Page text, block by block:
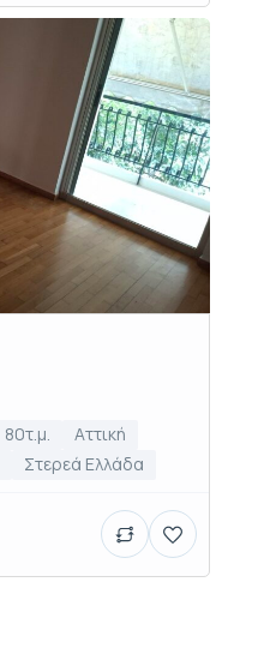
80τ.μ.
Αττική
Στερεά Ελλάδα